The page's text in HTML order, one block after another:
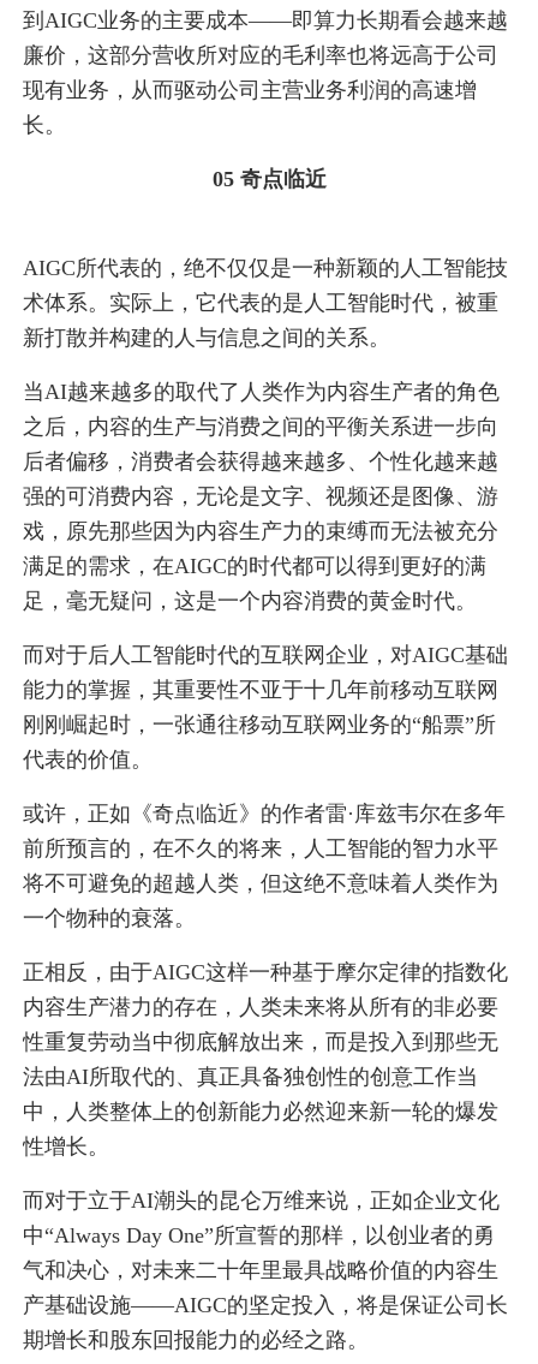
到AIGC业务的主要成本——即算力长期看会越来越
廉价，这部分营收所对应的毛利率也将远高于公司
现有业务，从而驱动公司主营业务利润的高速增
长。
05 奇点临近
AIGC所代表的，绝不仅仅是一种新颖的人工智能技
术体系。实际上，它代表的是人工智能时代，被重
新打散并构建的人与信息之间的关系。
当AI越来越多的取代了人类作为内容生产者的角色
之后，内容的生产与消费之间的平衡关系进一步向
后者偏移，消费者会获得越来越多、个性化越来越
强的可消费内容，无论是文字、视频还是图像、游
戏，原先那些因为内容生产力的束缚而无法被充分
满足的需求，在AIGC的时代都可以得到更好的满
足，毫无疑问，这是一个内容消费的黄金时代。
而对于后人工智能时代的互联网企业，对AIGC基础
能力的掌握，其重要性不亚于十几年前移动互联网
刚刚崛起时，一张通往移动互联网业务的“船票”所
代表的价值。
或许，正如《奇点临近》的作者雷·库兹韦尔在多年
前所预言的，在不久的将来，人工智能的智力水平
将不可避免的超越人类，但这绝不意味着人类作为
一个物种的衰落。
正相反，由于AIGC这样一种基于摩尔定律的指数化
内容生产潜力的存在，人类未来将从所有的非必要
性重复劳动当中彻底解放出来，而是投入到那些无
法由AI所取代的、真正具备独创性的创意工作当
中，人类整体上的创新能力必然迎来新一轮的爆发
性增长。
而对于立于AI潮头的昆仑万维来说，正如企业文化
中“Always Day One”所宣誓的那样，以创业者的勇
气和决心，对未来二十年里最具战略价值的内容生
产基础设施——AIGC的坚定投入，将是保证公司长
期增长和股东回报能力的必经之路。